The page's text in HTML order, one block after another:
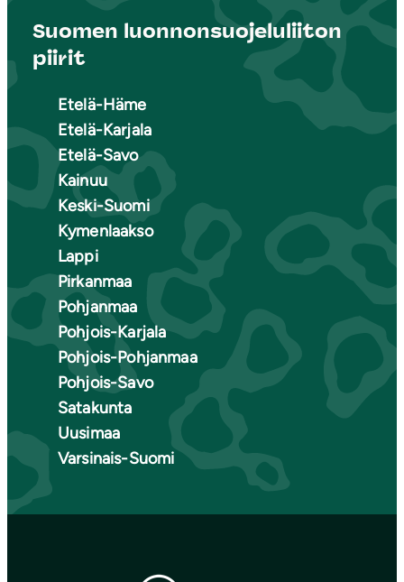
Suomen luonnonsuojeluliiton
piirit
Etelä-Häme
Etelä-Karjala
Etelä-Savo
Kainuu
Keski-Suomi
Kymenlaakso
Lappi
Pirkanmaa
Pohjanmaa
Pohjois-Karjala
Pohjois-Pohjanmaa
Pohjois-Savo
Satakunta
Uusimaa
Varsinais-Suomi